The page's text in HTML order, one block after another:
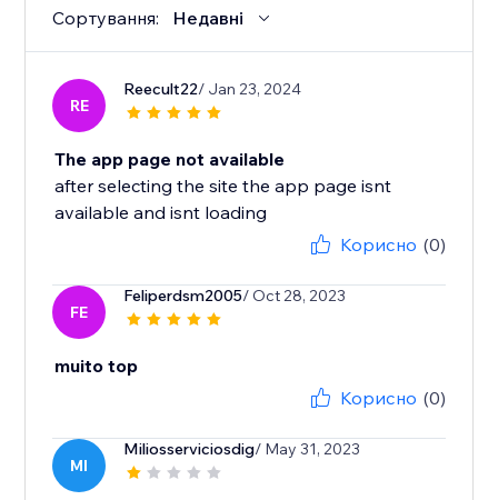
Сортування: Недавні
RE
Reecult22/ Jan 23, 2024
The app page not available
after selecting the site the app page isnt
available and isnt loading
Корисно (0)
FE
Feliperdsm2005/ Oct 28, 2023
muito top
Корисно (0)
MI
Miliosserviciosdig/ May 31, 2023